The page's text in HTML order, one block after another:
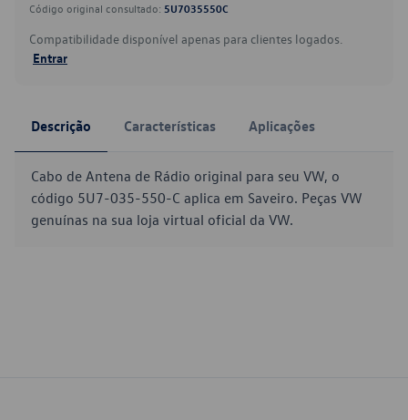
Código original consultado: 5U7035550C
Compatibilidade disponível apenas para clientes logados.
Entrar
Descrição Características Aplicações
Cabo de Antena de Rádio original para seu VW, o
código 5U7-035-550-C aplica em Saveiro. Peças VW
genuínas na sua loja virtual oficial da VW.